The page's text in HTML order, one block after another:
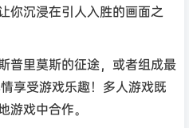
你沉浸在引人入胜的画面之
普里莫斯的征途，或者组成最
享受游戏乐趣！多人游戏既
游戏中合作。